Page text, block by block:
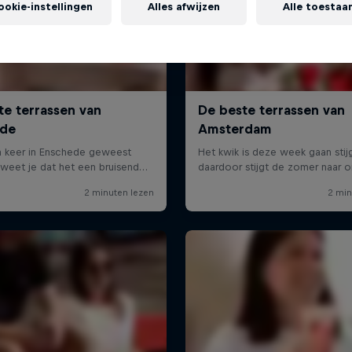
instellingen Alles afwijzen Alle